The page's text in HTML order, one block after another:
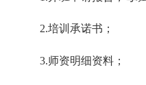
2.培训承诺书；
3.师资明细资料；